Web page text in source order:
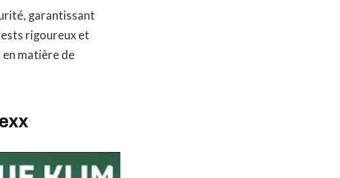
garantissant
rigoureux et
en matière de